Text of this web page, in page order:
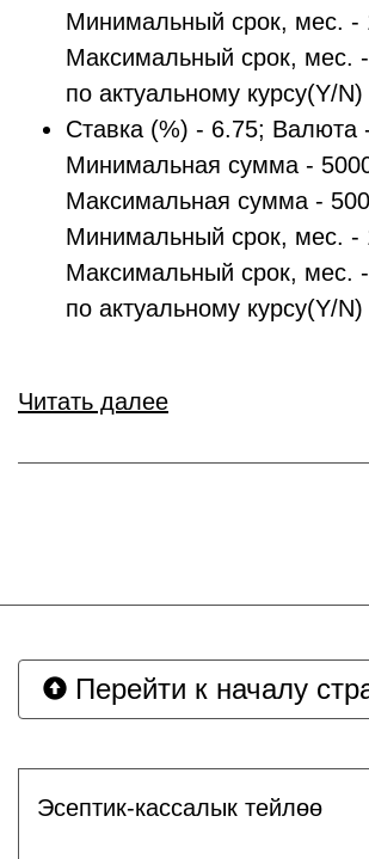
Минимальный срок, мес. -
Максимальный срок, мес.
по актуальному курсу(Y/N)
Ставка (%) - 6.75; Валюта
Минимальная сумма -
Максимальная сумма -
Минимальный срок, мес. -
Максимальный срок, мес.
по актуальному курсу(Y/N)
Читать далее
Перейти к началу
Эсептик-кассалык тейлөө